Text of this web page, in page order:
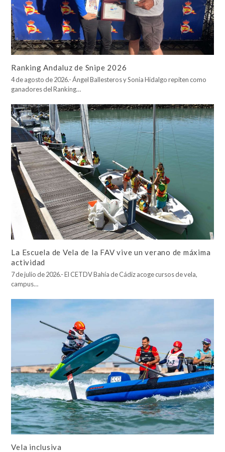
Ranking Andaluz de Snipe 2026
4 de agosto de 2026.- Ángel Ballesteros y Sonia Hidalgo repiten como
ganadores del Ranking…
La Escuela de Vela de la FAV vive un verano de máxima
actividad
7 de julio de 2026.- El CETDV Bahía de Cádiz acoge cursos de vela,
campus…
Vela inclusiva